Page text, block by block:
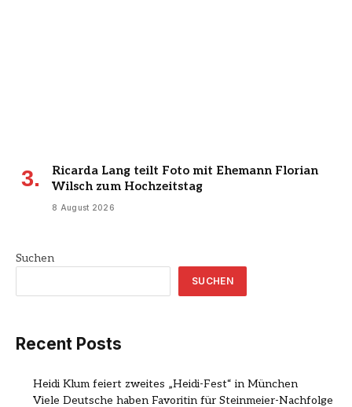
Ricarda Lang teilt Foto mit Ehemann Florian
Wilsch zum Hochzeitstag
8 August 2026
Suchen
SUCHEN
Recent Posts
Heidi Klum feiert zweites „Heidi-Fest“ in München
Viele Deutsche haben Favoritin für Steinmeier-Nachfolge